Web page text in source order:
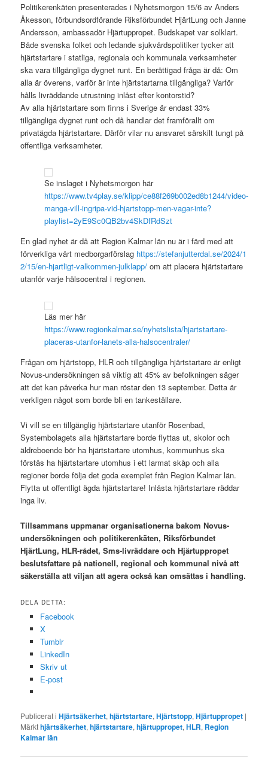
Politikerenkäten presenterades i Nyhetsmorgon 15/6 av Anders
Åkesson, förbundsordförande Riksförbundet HjärtLung och Janne
Andersson, ambassadör Hjärtuppropet. Budskapet var solklart.
Både svenska folket och ledande sjukvårdspolitiker tycker att
hjärtstartare i statliga, regionala och kommunala verksamheter
ska vara tillgängliga dygnet runt. En berättigad fråga är då: Om
alla är överens, varför är inte hjärtstartarna tillgängliga? Varför
hålls livräddande utrustning inlåst efter kontorstid?
Av alla hjärtstartare som finns i Sverige är endast 33%
tillgängliga dygnet runt och då handlar det framförallt om
privatägda hjärtstartare. Därför vilar nu ansvaret särskilt tungt på
offentliga verksamheter.
Se inslaget i Nyhetsmorgon här
https://www.tv4play.se/klipp/ce88f269b002ed8b1244/video-
manga-vill-ingripa-vid-hjartstopp-men-vagar-inte?
playlist=2yE9Sc0QB2bv4SkDfRdSzt
En glad nyhet är då att Region Kalmar län nu är i färd med att
förverkliga vårt medborgarförslag https://stefanjutterdal.se/2024/1
2/15/en-hjartligt-valkommen-julklapp/ om att placera hjärtstartare
utanför varje hälsocentral i regionen.
Läs mer här
https://www.regionkalmar.se/nyhetslista/hjartstartare-
placeras-utanfor-lanets-alla-halsocentraler/
Frågan om hjärtstopp, HLR och tillgängliga hjärtstartare är enligt
Novus-undersökningen så viktig att 45% av befolkningen säger
att det kan påverka hur man röstar den 13 september. Detta är
verkligen något som borde bli en tankeställare.
Vi vill se en tillgänglig hjärtstartare utanför Rosenbad,
Systembolagets alla hjärtstartare borde flyttas ut, skolor och
äldreboende bör ha hjärtstartare utomhus, kommunhus ska
förstås ha hjärtstartare utomhus i ett larmat skåp och alla
regioner borde följa det goda exemplet från Region Kalmar län.
Flytta ut offentligt ägda hjärtstartare! Inlåsta hjärtstartare räddar
inga liv.
Tillsammans uppmanar organisationerna bakom Novus-
undersökningen och politikerenkäten, Riksförbundet
HjärtLung, HLR-rådet, Sms-livräddare och Hjärtuppropet
beslutsfattare på nationell, regional och kommunal nivå att
säkerställa att viljan att agera också kan omsättas i handling.
DELA DETTA:
Facebook
X
Tumblr
LinkedIn
Skriv ut
E-post
Publicerat i Hjärtsäkerhet,hjärtstartare,Hjärtstopp,Hjärtuppropet |
Märkthjärtsäkerhet,hjärtstartare,hjärtuppropet,HLR, Region
Kalmar län